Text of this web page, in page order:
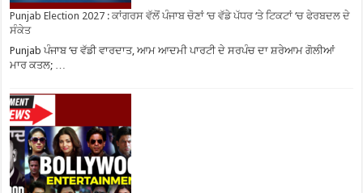
Punjab Election 2027 : ਕਾਂਗਰਸ ਵੱਲੋਂ ਪੰਜਾਬ ਚੋਣਾਂ ‘ਚ ਵੱਡੇ ਪੱਧਰ ‘ਤੇ ਟਿਕਟਾਂ ‘ਚ ਫੇਰਬਦਲ ਦੇ
ਸੰਕੇਤ
Punjab ਪੰਜਾਬ ‘ਚ ਵੱਡੀ ਵਾਰਦਾਤ, ਆਮ ਆਦਮੀ ਪਾਰਟੀ ਦੇ ਸਰਪੰਚ ਦਾ ਸ਼ਰੇਆਮ ਗੋਲੀਆਂ
ਮਾਰ ਕਤਲ; …